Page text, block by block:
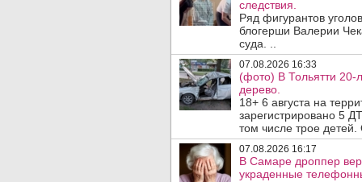
следствия.
Ряд фигурантов
блогерши Валерии
суда. ..
07.08.2026 16:33
(фото) В Тольятти 20-
дерево.
18+ 6 августа на
зарегистрировано 5
том числе трое
07.08.2026 16:17
В Самаре дроппер
украденные